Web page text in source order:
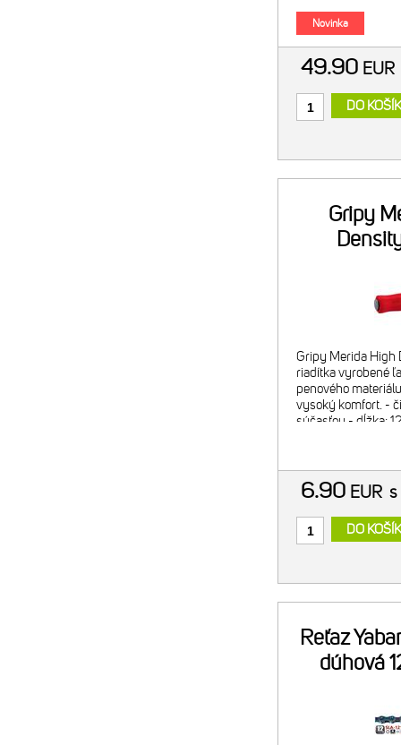
Novinka
49.90 EUR
DO
Gripy
Gripy Merida High
riadítka vyrobené
penového
vysoký komfort. -
súčasťou - dĺžka:
6.90 EUR s
DO
Reťaz
dúhová